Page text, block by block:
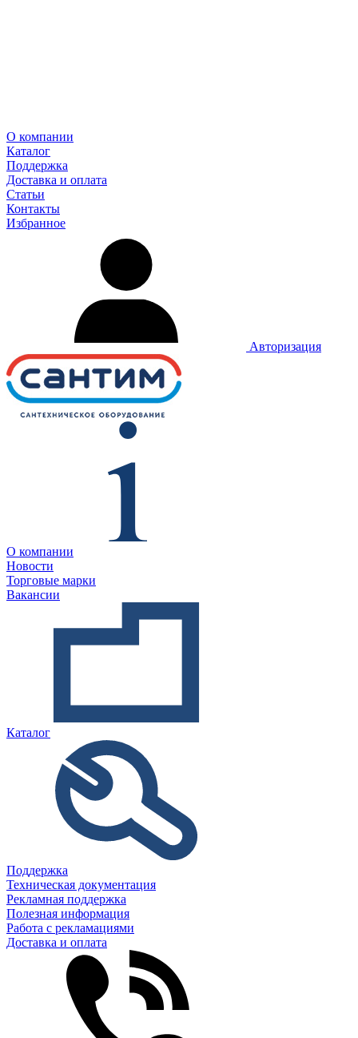
О компании
Каталог
Поддержка
Доставка и оплата
Статьи
Контакты
Избранное
Авторизация
О компании
Новости
Торговые марки
Вакансии
Каталог
Поддержка
Техническая документация
Рекламная поддержка
Полезная информация
Работа с рекламациями
Доставка и оплата